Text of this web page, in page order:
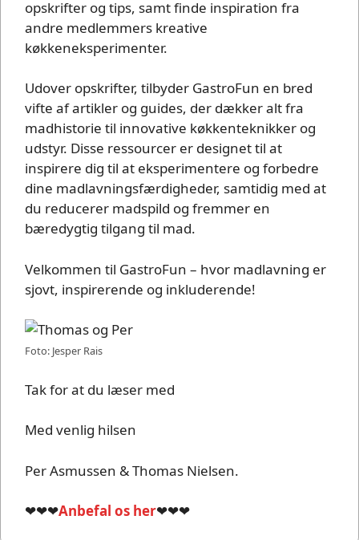
opskrifter og tips, samt finde inspiration fra
andre medlemmers kreative
køkkeneksperimenter.
Udover opskrifter, tilbyder GastroFun en bred
vifte af artikler og guides, der dækker alt fra
madhistorie til innovative køkkenteknikker og
udstyr. Disse ressourcer er designet til at
inspirere dig til at eksperimentere og forbedre
dine madlavningsfærdigheder, samtidig med at
du reducerer madspild og fremmer en
bæredygtig tilgang til mad.
Velkommen til GastroFun – hvor madlavning er
sjovt, inspirerende og inkluderende!
Foto: Jesper Rais
Tak for at du læser med
Med venlig hilsen
Per Asmussen & Thomas Nielsen.
❤❤❤Anbefal os her❤❤❤